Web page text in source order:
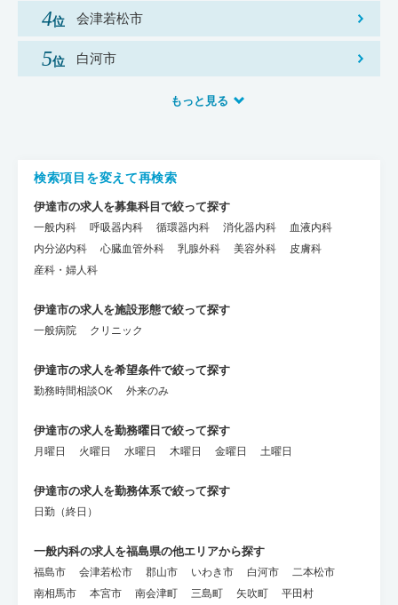
会津若松市
白河市
もっと見る
検索項目を変えて再検索
伊達市の求人を募集科目で絞って探す
一般内科 呼吸器内科 循環器内科 消化器内科
血液内科
内分泌内科
心臓血管外科 乳腺外科 美容外科
皮膚科
産科・婦人科
伊達市の求人を施設形態で絞って探す
一般病院 クリニック
伊達市の求人を希望条件で絞って探す
勤務時間相談OK 外来のみ
伊達市の求人を勤務曜日で絞って探す
月曜日 火曜日 水曜日 木曜日 金曜日 土曜日
伊達市の求人を勤務体系で絞って探す
日勤（終日）
一般内科の求人を福島県の他エリアから探す
福島市 会津若松市 郡山市 いわき市 白河市
二本松市
南相馬市
本宮市 南会津町 三島町 矢吹町 平田村